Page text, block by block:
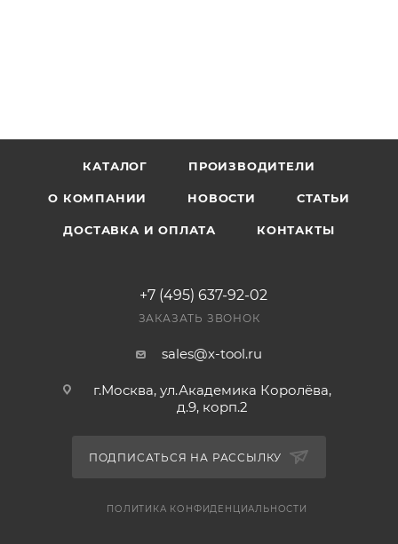
КАТАЛОГ ПРОИЗВОДИТЕЛИ
О КОМПАНИИ НОВОСТИ СТАТЬИ
ДОСТАВКА И ОПЛАТА КОНТАКТЫ
+7 (495) 637-92-02
ЗАКАЗАТЬ ЗВОНОК
sales@x-tool.ru
г.Москва, ул.Академика Королёва,
д.9, корп.2
ПОДПИСАТЬСЯ НА РАССЫЛКУ
ПОЛИТИКА КОНФИДЕНЦИАЛЬНОСТИ